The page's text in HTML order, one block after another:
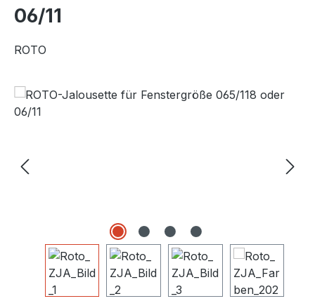
06/11
ROTO
Bildergalerie überspringen